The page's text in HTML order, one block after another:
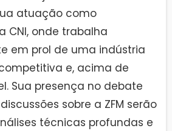
atuação como
CNI, onde trabalha
em prol de uma indústria
e, acima de
Sua presença no debate
sobre a ZFM serão
técnicas profundas e